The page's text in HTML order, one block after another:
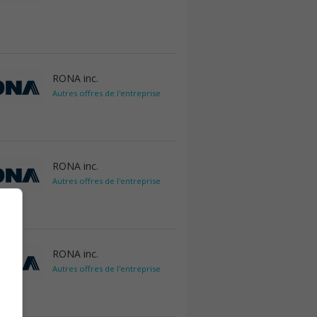
RONA inc.
Autres offres de l'entreprise
RONA inc.
Autres offres de l'entreprise
RONA inc.
Autres offres de l'entreprise